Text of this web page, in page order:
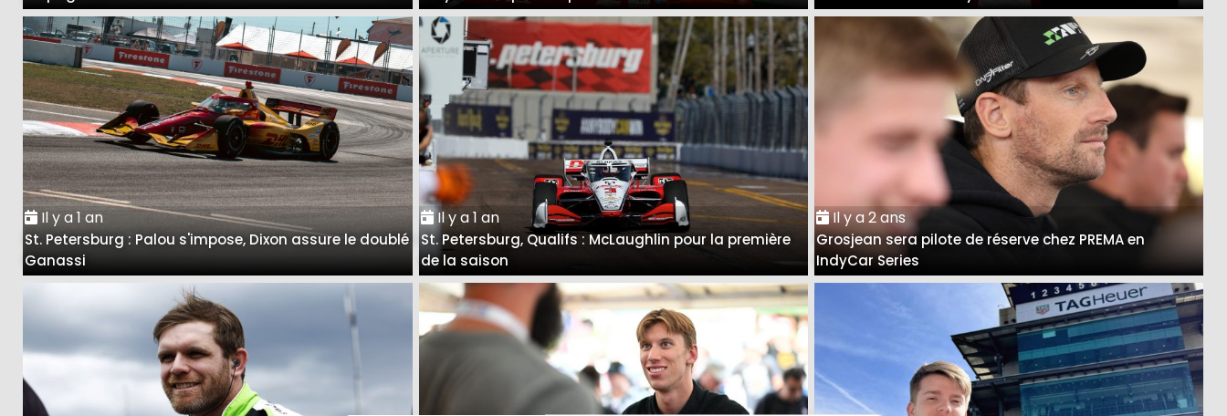
Il y a 1 an
St. Petersburg : Palou s'impose, Dixon assure le doublé
Ganassi
Il y a 1 an
St. Petersburg, Qualifs : McLaughlin pour la première
de la saison
Il y a 2 ans
Grosjean sera pilote de réserve chez PREMA en
IndyCar Series